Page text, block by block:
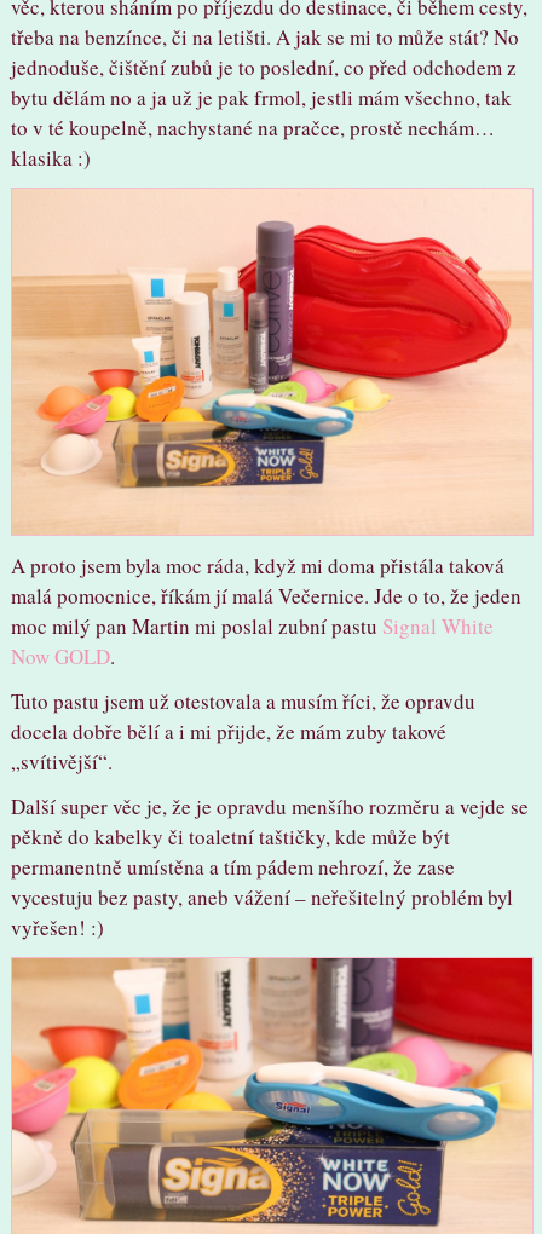
věc, kterou sháním po příjezdu do destinace, či během cesty,
třeba na benzínce, či na letišti. A jak se mi to může stát? No
jednoduše, čištění zubů je to poslední, co před odchodem z
bytu dělám no a ja už je pak frmol, jestli mám všechno, tak
to v té koupelně, nachystané na pračce, prostě nechám…
klasika :)
A proto jsem byla moc ráda, když mi doma přistála taková
malá pomocnice, říkám jí malá Večernice. Jde o to, že jeden
moc milý pan Martin mi poslal zubní pastu Signal White
Now GOLD.
Tuto pastu jsem už otestovala a musím říci, že opravdu
docela dobře bělí a i mi přijde, že mám zuby takové
„svítivější“.
Další super věc je, že je opravdu menšího rozměru a vejde se
pěkně do kabelky či toaletní taštičky, kde může být
permanentně umístěna a tím pádem nehrozí, že zase
vycestuju bez pasty, aneb vážení – neřešitelný problém byl
vyřešen! :)